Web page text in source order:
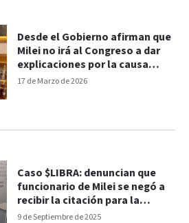
17 de Marzo de 2026
Desde el Gobierno afirman que
Milei no irá al Congreso a dar
explicaciones por la causa
$Libra
9 de Septiembre de 2025
Caso $LIBRA: denuncian que
funcionario de Milei se negó a
recibir la citación para la
comisión investigadora